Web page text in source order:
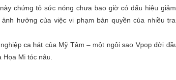
chứng tỏ sức nóng chưa bao giờ có dấu hiệu
hưởng của việc vi phạm bản quyền của nhiều
ca hát của Mỹ Tâm – một ngôi sao Vpop đời
Mi tóc nâu.